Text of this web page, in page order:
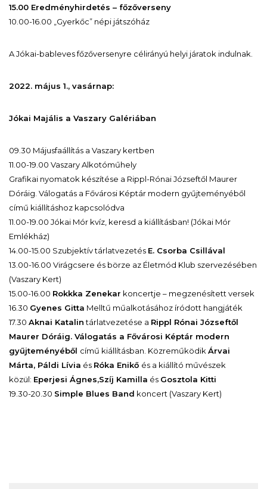
15.00 Eredményhirdetés – főzőverseny
10.00-16.00 „Gyerkőc” népi játszóház
A Jókai-bableves főzőversenyre célirányú helyi járatok indulnak.
2022. május 1., vasárnap:
Jókai Majális a Vaszary Galériában
09.30 Májusfaállítás a Vaszary kertben
11.00-19.00 Vaszary Alkotóműhely
Grafikai nyomatok készítése a Rippl-Rónai Józseftől Maurer
Dóráig. Válogatás a Fővárosi Képtár modern gyűjteményéből
című kiállításhoz kapcsolódva
11.00-19.00 Jókai Mór kvíz, keresd a kiállításban! (Jókai Mór
Emlékház)
14.00-15.00 Szubjektív tárlatvezetés E. Csorba Csillával
13.00-16.00 Virágcsere és börze az Életmód Klub szervezésében
(Vaszary Kert)
15.00-16.00 Rokkka Zenekar koncertje – megzenésített versek
16.30 Gyenes Gitta Melltű műalkotásához íródott hangjáték
17.30 Aknai Katalintárlatvezetése a Rippl Rónai Józseftől
Maurer Dóráig. Válogatás a Fővárosi Képtár modern
gyűjteményéből című kiállításban. KözreműködikÁrvai
Márta, Páldi Lívia és Róka Enikő és a kiállító művészek
közül: Eperjesi Ágnes,Szíj Kamilla és Gosztola Kitti
19.30-20.30 Simple Blues Band koncert (Vaszary Kert)